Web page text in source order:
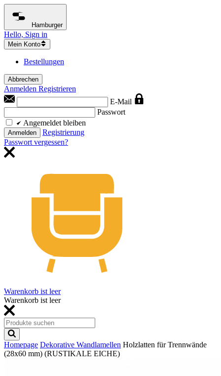
Hamburger
Hello, Sign in
Mein Konto
Bestellungen
Abbrechen
Anmelden Registrieren
E-Mail
Passwort
Angemeldet bleiben
Anmelden
Registrierung
Passwort vergessen?
Warenkorb ist leer
Warenkorb ist leer
Homepage Dekorative Wandlamellen Holzlatten für Trennwände
(28x60 mm) (RUSTIKALE EICHE)